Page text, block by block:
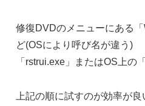
修復DVDのメニューにある
ど(OSにより呼び名が違う)
「rstrui.exe」またはOS上の
上記の順に試すのが効率が良